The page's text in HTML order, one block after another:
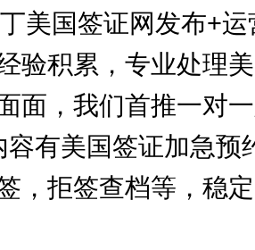
美国签证网发布+
验积累，专业处理
面，我们首推一对
容有美国签证加急
，拒签查档等，稳